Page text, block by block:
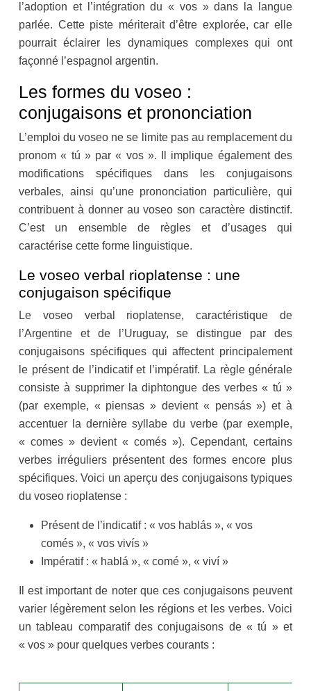
l’adoption et l’intégration du « vos » dans la langue
parlée. Cette piste mériterait d’être explorée, car elle
pourrait éclairer les dynamiques complexes qui ont
façonné l’espagnol argentin.
Les formes du voseo :
conjugaisons et prononciation
L’emploi du voseo ne se limite pas au remplacement du
pronom « tú » par « vos ». Il implique également des
modifications spécifiques dans les conjugaisons
verbales, ainsi qu’une prononciation particulière, qui
contribuent à donner au voseo son caractère distinctif.
C’est un ensemble de règles et d’usages qui
caractérise cette forme linguistique.
Le voseo verbal rioplatense : une
conjugaison spécifique
Le voseo verbal rioplatense, caractéristique de
l’Argentine et de l’Uruguay, se distingue par des
conjugaisons spécifiques qui affectent principalement
le présent de l’indicatif et l’impératif. La règle générale
consiste à supprimer la diphtongue des verbes « tú »
(par exemple, « piensas » devient « pensás ») et à
accentuer la dernière syllabe du verbe (par exemple,
« comes » devient « comés »). Cependant, certains
verbes irréguliers présentent des formes encore plus
spécifiques. Voici un aperçu des conjugaisons typiques
du voseo rioplatense :
Présent de l’indicatif : « vos hablás », « vos
comés », « vos vivís »
Impératif : « hablá », « comé », « viví »
Il est important de noter que ces conjugaisons peuvent
varier légèrement selon les régions et les verbes. Voici
un tableau comparatif des conjugaisons de « tú » et
« vos » pour quelques verbes courants :